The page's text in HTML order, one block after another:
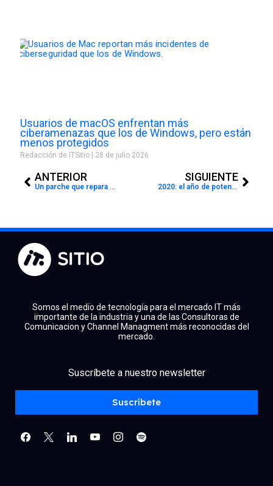
Usuarios de macOS enfrentan más
ciberamenazas que los de Windows, pero están
menos protegidos
Redacción de ITSitio 28 de julio 2026
ANTERIOR
Un parche que repara vulnerabilidad crítica en Windows
SIGUIENTE
2020: el año de potenciales amenazas cibernéticas
Somos el medio de tecnología para el mercado IT más
importante de la industria y una de las Consultoras de
Comunicacion y Channel Managment más reconocidas del
mercado.
Suscríbete a nuestro newsletter
Suscríbete
linkedinyoutubeinstagram
spotify